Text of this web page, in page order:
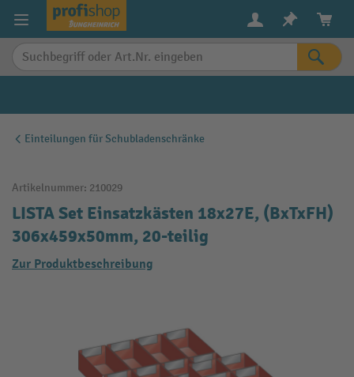
springen
Einteilungen für Schubladenschränke
Artikelnummer: 210029
LISTA Set Einsatzkästen 18x27E, (BxTxFH)
306x459x50mm, 20-teilig
Zur Produktbeschreibung